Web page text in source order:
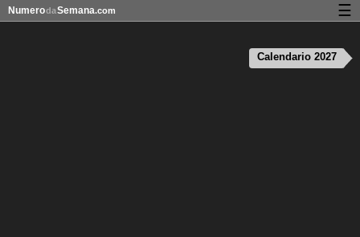
Calendario 2027
NumerodaSemana.com ☰